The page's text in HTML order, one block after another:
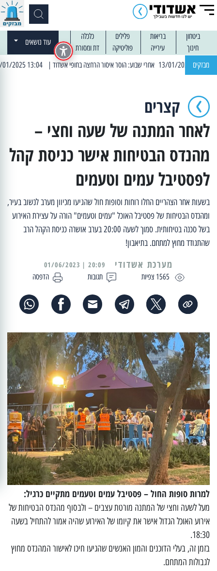
ביטחון בריאות פלילים
כלכלה
חינוך
עירייה פוליטיקה דת ומסורת
עוד נושאים
מבזקים | 13:04 14/01/2025 עובדים בלילות: עבודות קרצוף וריבוד אספלט
קצרים
לאחר המתנה של שעה וחצי –
מהנדס הבטיחות אישר כניסת קהל
לפסטיבל עמים וטעמים
בשעות אחר הצהריים החלו רוחות וסופות חול שהגיעו מכיוון מערב לנשוב בעיר,
ומהנדס הבטיחות של פסטיבל האוכל "עמים וטעמים" הורה על עצירת האירוע
בשל סכנה בטיחותית. סמוך לשעה 20:00 בערב אושרה כניסת הקהל הרב
שהתגודד מחוץ למתחם. בתיאבון!
1565 צפיות תגובות הדפסה
מערכת אשדודי 20:09 | 01/06/2023
למרות סופות החול – פסטיבל עמים וטעמים מתקיים כרגיל:
מעל לשעה וחצי של המתנה מורטת עצבים – ולבסוף מהנדס הבטיחות של
אירוע האוכל הגדול אישר את קיומו של האירוע שהיה אמור להתחיל בשעה
18:30.
בזמן זה, בעלי הדוכנים והמון האנשים שהגיעו חיכו לאישור המהנדס מחוץ
לגבולות המתחם.